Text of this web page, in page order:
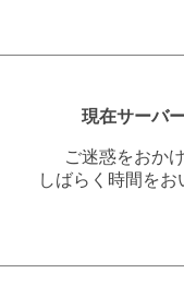
現在サーバ
ご迷惑をおか
しばらく時間を